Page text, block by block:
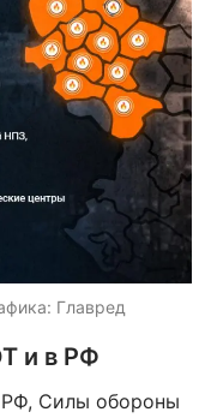
Главред
и в РФ
Силы обороны